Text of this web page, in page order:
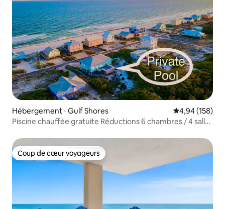
Hébergement ⋅ Gulf Shores Évaluation
4,94 (158)
Piscine chauffée gratuite Réductions 6 chambres / 4 salles
Coup de cœur voyageurs
Coup de cœur voyageurs